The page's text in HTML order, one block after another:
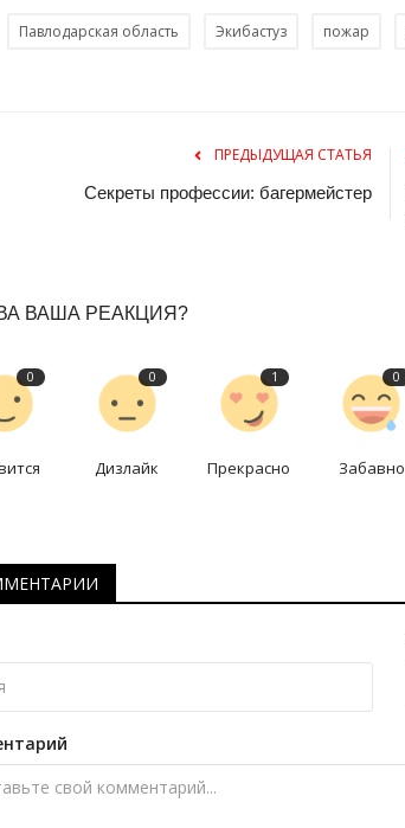
Павлодарская область Экибастуз пожар
ПРЕДЫДУЩАЯ СТАТЬЯ
Секреты профессии: багермейстер
ВАША РЕАКЦИЯ?
0 0
Дизлайк
1
Прекрасно
0
Забавно